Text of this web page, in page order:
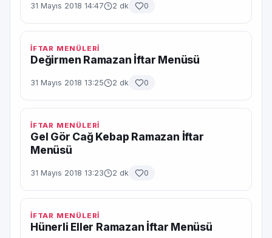
31 Mayıs 2018 14:47 2 dk 0
İFTAR MENÜLERİ
Değirmen Ramazan İftar Menüsü
31 Mayıs 2018 13:25 2 dk 0
İFTAR MENÜLERİ
Gel Gör Cağ Kebap Ramazan İftar
Menüsü
31 Mayıs 2018 13:23 2 dk 0
İFTAR MENÜLERİ
Hünerli Eller Ramazan İftar Menüsü